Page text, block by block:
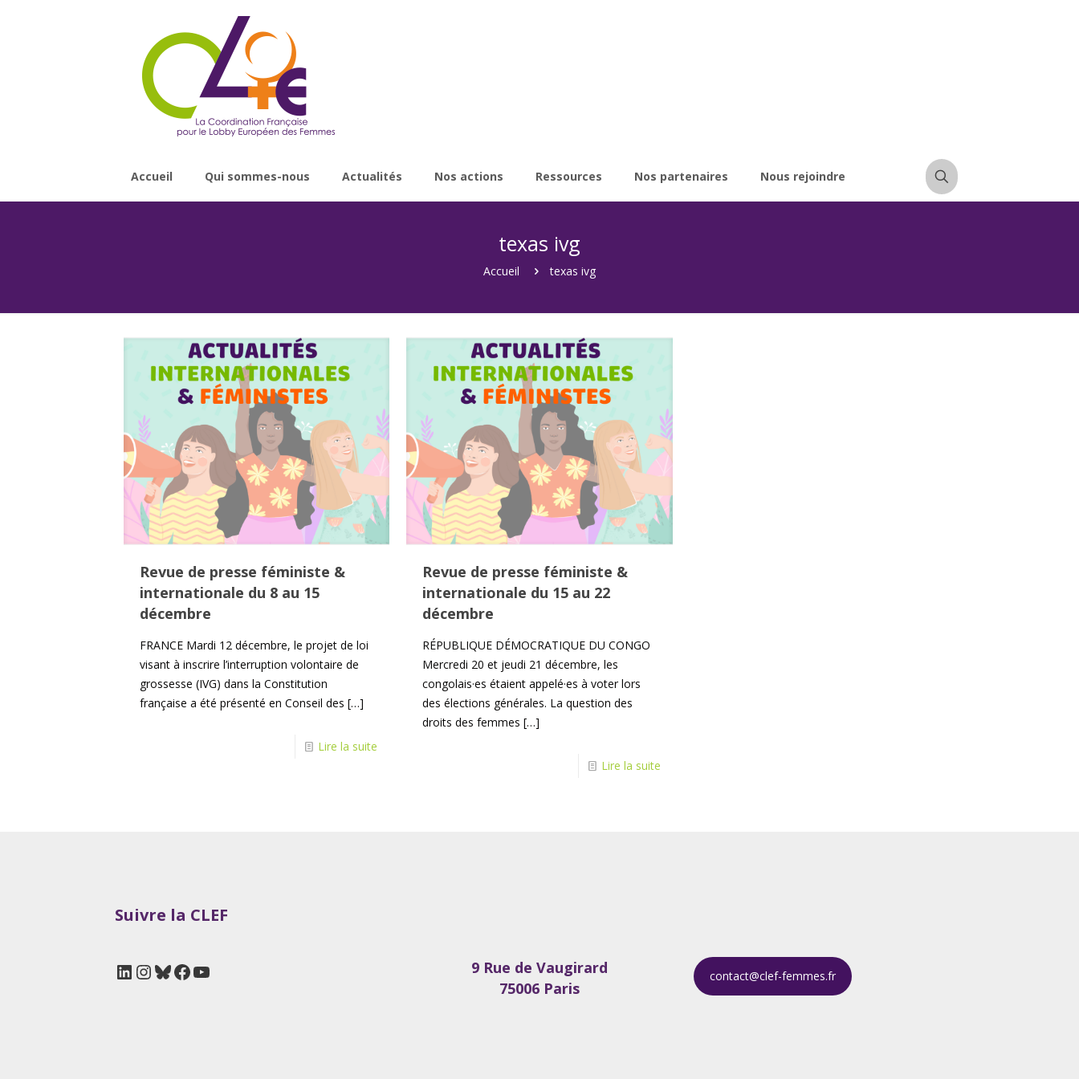
Accueil Qui sommes-nous Actualités Nos actions Ressources Nos partenaires Nous rejoindre
texas ivg
Accueil texas ivg
Revue de presse féministe &
internationale du 8 au 15
décembre
FRANCE Mardi 12 décembre, le projet de loi
visant à inscrire l’interruption volontaire de
grossesse (IVG) dans la Constitution
française a été présenté en Conseil des […]
Lire la suite
Revue de presse féministe &
internationale du 15 au 22
décembre
RÉPUBLIQUE DÉMOCRATIQUE DU CONGO
Mercredi 20 et jeudi 21 décembre, les
congolais·es étaient appelé·es à voter lors
des élections générales. La question des
droits des femmes […]
Lire la suite
Suivre la CLEF
LinkedIn
Instagram
Bluesky
Facebook
YouTube
9 Rue de Vaugirard
75006 Paris
contact@clef-femmes.fr